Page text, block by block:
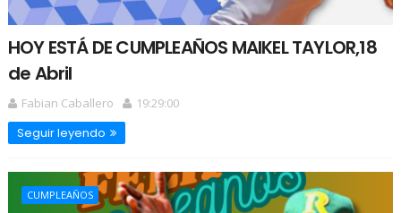
HOY ESTÁ DE CUMPLEAÑOS MAIKEL TAYLOR,18
de Abril
Fabian Caballero 19:29:00
Seguir leyendo
CUMPLEAÑOS